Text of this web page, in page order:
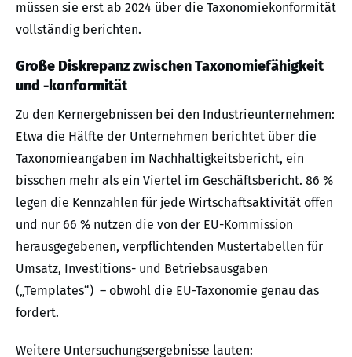
müssen sie erst ab 2024 über die Taxonomiekonformität
vollständig berichten.
Große Diskrepanz zwischen Taxonomiefähigkeit
und -konformität
Zu den Kernergebnissen bei den Industrieunternehmen:
Etwa die Hälfte der Unternehmen berichtet über die
Taxonomieangaben im Nachhaltigkeitsbericht, ein
bisschen mehr als ein Viertel im Geschäftsbericht. 86 %
legen die Kennzahlen für jede Wirtschaftsaktivität offen
und nur 66 % nutzen die von der EU-Kommission
herausgegebenen, verpflichtenden Mustertabellen für
Umsatz, Investitions- und Betriebsausgaben
(„Templates“) – obwohl die EU-Taxonomie genau das
fordert.
Weitere Untersuchungsergebnisse lauten: